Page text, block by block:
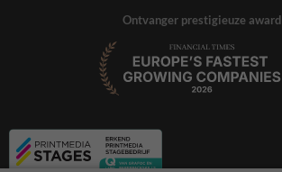
Ontvanger prestigieuze award